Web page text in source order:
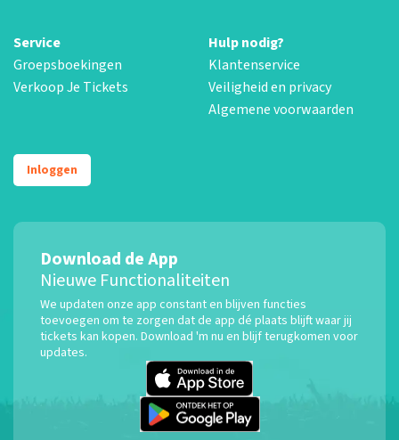
Service
Groepsboekingen
Verkoop Je Tickets
Hulp nodig?
Klantenservice
Veiligheid en privacy
Algemene voorwaarden
Inloggen
Download de App
Nieuwe Functionaliteiten
We updaten onze app constant en blijven functies
toevoegen om te zorgen dat de app dé plaats blijft waar jij
tickets kan kopen. Download 'm nu en blijf terugkomen voor
updates.